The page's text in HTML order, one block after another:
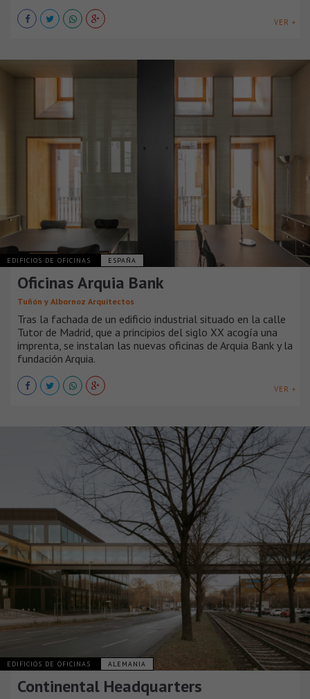
VER +
EDIFICIOS DE OFICINAS ESPAÑA
Oficinas Arquia Bank
Tuñón y Albornoz Arquitectos
Tras la fachada de un edificio industrial situado en la calle
Tutor de Madrid, que a principios del siglo XX acogía una
imprenta, se instalan las nuevas oficinas de Arquia Bank y la
fundación Arquia.
VER +
EDIFICIOS DE OFICINAS ALEMANIA
Continental Headquarters